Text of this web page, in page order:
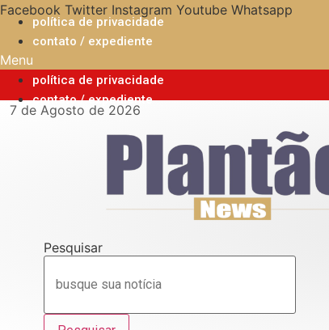
Ir
para
conteúdo
Facebook Twitter Instagram Youtube Whatsapp
política de privacidade
contato / expediente
Menu
política de privacidade
contato / expediente
7 de Agosto de 2026
Pesquisar